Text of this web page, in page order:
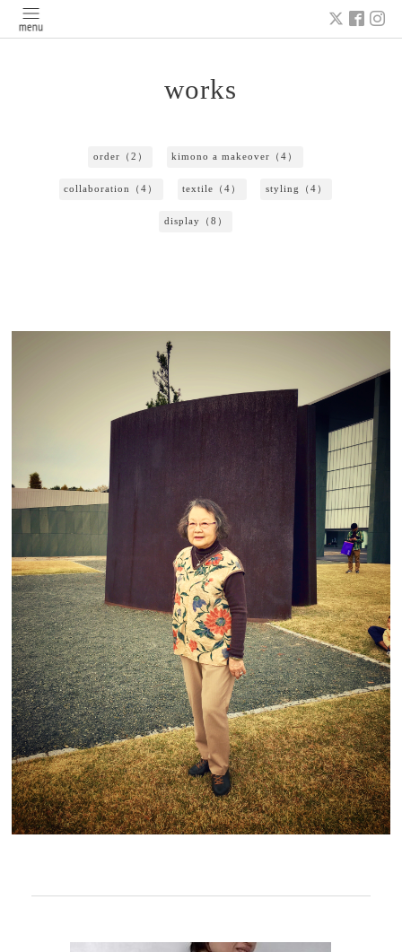
works
order（2） kimono a makeover（4）
collaboration（4） textile（4） styling（4）
display（8）